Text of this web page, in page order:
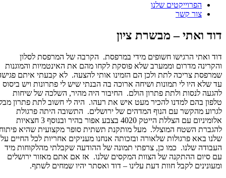
הפרוייקטים שלנו
צור קשר
דוד ואתי – מבשרת ציון
התמונות
מטה
מספרות
את
סיפור
דוד
ואתי
מבשרת
ציון
דוד ואתי הרגישו חשופים מידי במרפסת. הקרבה של המרפסת לסלון
והקרינה מדרום וממערב שלא פוסקת לקחו מהם את האינטמיות והמוגנות
שמרפסת צריכה לתת ולכן הם הזמינו אותי להצעה. לא קבעתי איתם פגישה
עד שלא היו לי תמונות ושיחה ארוכה בה הבנתי שיש לי פתרונות ויש ביסוס
להגעה לנסות ולתת פתרון הולם. החיבור היה מהיר, השלכה של שיחות
טלפון בהם למדנו להכיר מעט איש את רעהו. היה לי חשוב לתת פתרון מבלי
לגרוע מהקשר עם הנוף המדהים של ירושלים. התשובה היתה פרגולת
אלומיניום עם הצללת הייטק 4020 בצבע אפור בהיר ובנוסף 3 חצאיות
להגברת השטח המוצלל. מעל מותקנת תשתית סופר מקצועית שהיא פיתוח
שלנו באא פרגולות שלאורה ובזכותה אנחנו מעניקים אחריות לכל החיים על
העבודה שלנו. כמו כן, צרפתי תמונה של ההודעה שקבלתי מהלקוחות מיד
עם סיום ההתקנה של הצוות המקסים שלנו. אז אם אתם מאזור ירושלים
ומעונינים לקבל חוות דעת עלינו – דוד ואסתר יהיו שמחים לשתף.